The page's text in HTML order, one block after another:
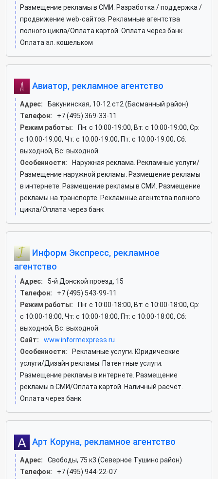
Размещение рекламы в СМИ. Разработка / поддержка /
продвижение web-сайтов. Рекламные агентства
полного цикла/Оплата картой. Оплата через банк.
Оплата эл. кошельком
Авиатор, рекламное агентство
Адрес:
Бакунинская, 10-12 ст2 (Басманный район)
Телефон:
+7 (495) 369-33-11
Режим работы:
Пн: c 10:00-19:00, Вт: c 10:00-19:00, Ср:
c 10:00-19:00, Чт: c 10:00-19:00, Пт: c 10:00-19:00, Сб:
выходной, Вс: выходной
Особенности:
Наружная реклама. Рекламные услуги/
Размещение наружной рекламы. Размещение рекламы
в интернете. Размещение рекламы в СМИ. Размещение
рекламы на транспорте. Рекламные агентства полного
цикла/Оплата через банк
Информ Экспресс, рекламное
агентство
Адрес:
5-й Донской проезд, 15
Телефон:
+7 (495) 543-99-11
Режим работы:
Пн: c 10:00-18:00, Вт: c 10:00-18:00, Ср:
c 10:00-18:00, Чт: c 10:00-18:00, Пт: c 10:00-18:00, Сб:
выходной, Вс: выходной
Сайт:
www.informexpress.ru
Особенности:
Рекламные услуги. Юридические
услуги/Дизайн рекламы. Патентные услуги.
Размещение рекламы в интернете. Размещение
рекламы в СМИ/Оплата картой. Наличный расчёт.
Оплата через банк
Арт Коруна, рекламное агентство
Адрес:
Свободы, 75 к3 (Северное Тушино район)
Телефон:
+7 (495) 944-22-07